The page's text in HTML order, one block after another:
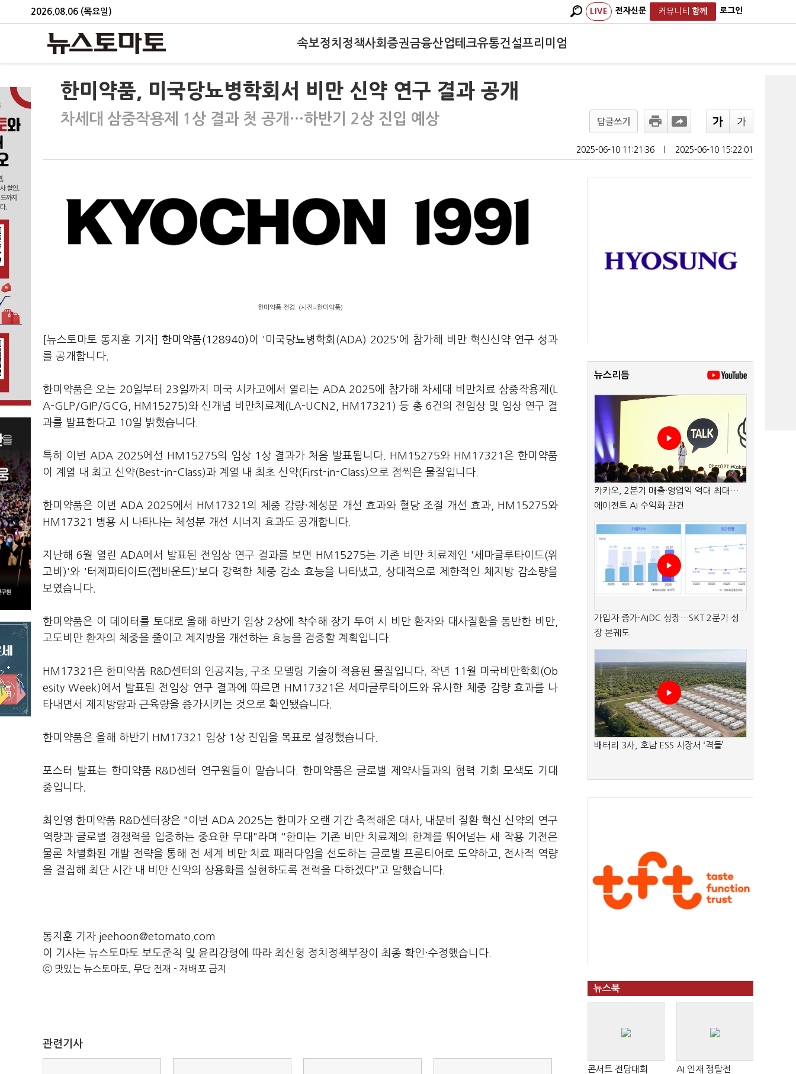
2026.08.06 (목요일) LIVE 전자신문 커뮤니티 함께 로그인
속보정치 정책사회 증권금융산업테크유통건설프리미엄
한미약품, 미국당뇨병학회서 비만 신약 연구 결과 공개
차세대 삼중작용제 1상 결과 첫 공개…하반기 2상 진입 예상 답글쓰기
2025-06-10 11:21:36 2025-06-10 15:22:01
한미약품 전경. (사진=한미약품)
[뉴스토마토 동지훈 기자] 한미약품(128940)이 '미국당뇨병학회(ADA) 2025'에 참가해 비만 혁신신약 연구 성과
를 공개합니다.
한미약품은 오는 20일부터 23일까지 미국 시카고에서 열리는 ADA 2025에 참가해 차세대 비만치료 삼중작용제(L
A-GLP/GIP/GCG, HM15275)와 신개념 비만치료제(LA-UCN2, HM17321) 등 총 6건의 전임상 및 임상 연구 결
과를 발표한다고 10일 밝혔습니다.
특히 이번 ADA 2025에선 HM15275의 임상 1상 결과가 처음 발표됩니다. HM15275와 HM17321은 한미약품
이 계열 내 최고 신약(Best-in-Class)과 계열 내 최초 신약(First-in-Class)으로 점찍은 물질입니다.
한미약품은 이번 ADA 2025에서 HM17321의 체중 감량·체성분 개선 효과와 혈당 조절 개선 효과, HM15275와
HM17321 병용 시 나타나는 체성분 개선 시너지 효과도 공개합니다.
지난해 6월 열린 ADA에서 발표된 전임상 연구 결과를 보면 HM15275는 기존 비만 치료제인 '세마글루타이드(위
고비)'와 '터제파타이드(젭바운드)'보다 강력한 체중 감소 효능을 나타냈고, 상대적으로 제한적인 체지방 감소량을
보였습니다.
한미약품은 이 데이터를 토대로 올해 하반기 임상 2상에 착수해 장기 투여 시 비만 환자와 대사질환을 동반한 비만,
고도비만 환자의 체중을 줄이고 제지방을 개선하는 효능을 검증할 계획입니다.
HM17321은 한미약품 R&D센터의 인공지능, 구조 모델링 기술이 적용된 물질입니다. 작년 11월 미국비만학회(Ob
esity Week)에서 발표된 전임상 연구 결과에 따르면 HM17321은 세마글루타이드와 유사한 체중 감량 효과를 나
타내면서 제지방량과 근육량을 증가시키는 것으로 확인됐습니다.
한미약품은 올해 하반기 HM17321 임상 1상 진입을 목표로 설정했습니다.
포스터 발표는 한미약품 R&D센터 연구원들이 맡습니다. 한미약품은 글로벌 제약사들과의 협력 기회 모색도 기대
중입니다.
최인영 한미약품 R&D센터장은 "이번 ADA 2025는 한미가 오랜 기간 축적해온 대사, 내분비 질환 혁신 신약의 연구
역량과 글로벌 경쟁력을 입증하는 중요한 무대"라며 "한미는 기존 비만 치료제의 한계를 뛰어넘는 새 작용 기전은
물론 차별화된 개발 전략을 통해 전 세계 비만 치료 패러다임을 선도하는 글로벌 프론티어로 도약하고, 전사적 역량
을 결집해 최단 시간 내 비만 신약의 상용화를 실현하도록 전력을 다하겠다"고 말했습니다.
동지훈 기자 jeehoon@etomato.com
이 기사는 뉴스토마토 보도준칙 및 윤리강령에 따라 최신형 정치정책부장이 최종 확인·수정했습니다.
ⓒ 맛있는 뉴스토마토, 무단 전재 - 재배포 금지
관련기사
뉴스리듬
카카오, 2분기 매출·영업익 역대 최대…
에이전트 AI 수익화 관건
가입자 증가·AIDC 성장…SKT 2분기 성
장 본궤도
배터리 3사, 호남 ESS 시장서 ‘격돌’
뉴스북
콘서트 전당대회 AI 인재 쟁탈전